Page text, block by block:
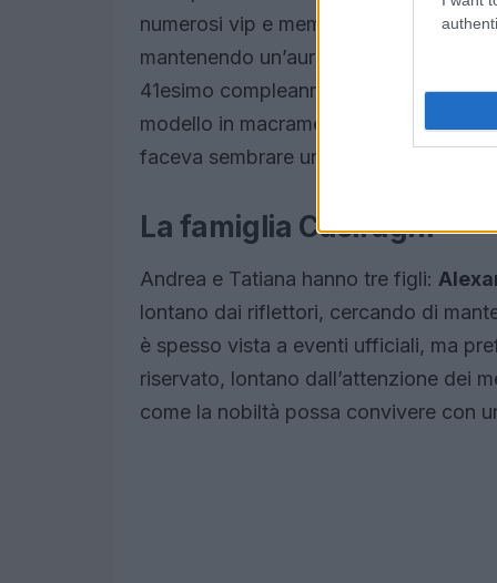
numerosi vip e membri della nobiltà,
mantenendo un’aura di mistero
41esimo compleanno di Tatiana,
modello in macramè e tulle di seta,
faceva sembrare una vera regina.
La famiglia Casiraghi
Andrea e Tatiana hanno tre figli:
lontano dai riflettori, cercando di
è spesso vista a eventi ufficiali, ma
riservato, lontano dall’attenzione dei
come la nobiltà possa convivere con